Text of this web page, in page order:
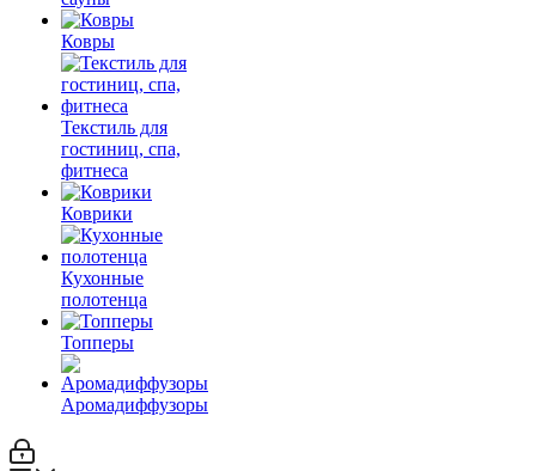
Ковры
Текстиль для
гостиниц, спа,
фитнеса
Коврики
Кухонные
полотенца
Топперы
Аромадиффузоры